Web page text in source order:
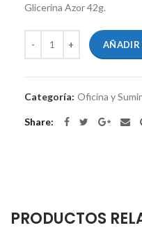
Glicerina Azor 42g.
AÑADIR
Categoría: Oficina y
Share
PRODUCTOS